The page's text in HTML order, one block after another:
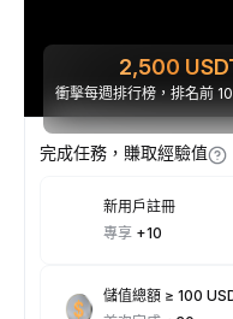
2,500
衝擊每週排行榜，排名前
完成任務，賺取經驗值
新用戶註冊
專享 +10
儲值總額 ≥ 100